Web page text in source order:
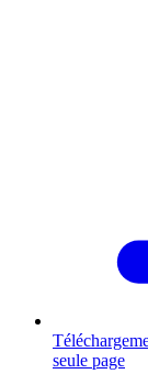
seule page